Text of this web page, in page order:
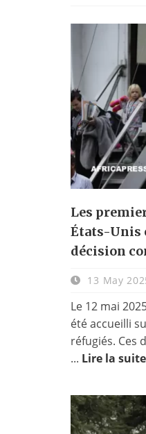
Les
États-Unis
décision
13 May
Le 12 mai
été accueilli
réfugiés. Ces
... Lire la suite